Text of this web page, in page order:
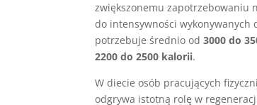
zwiększonemu zapotrzebowaniu
do intensywności wykonywanych
potrzebuje średnio od3000 do
2200 do 2500 kalorii.
W diecie osób pracujących
odgrywa istotną rolę w